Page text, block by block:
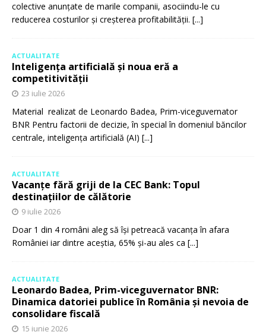
colective anunțate de marile companii, asociindu-le cu
reducerea costurilor și creșterea profitabilității. [...]
ACTUALITATE
Inteligența artificială și noua eră a
competitivității
23 iulie 2026
Material realizat de Leonardo Badea, Prim-viceguvernator
BNR Pentru factorii de decizie, în special în domeniul băncilor
centrale, inteligența artificială (AI) [...]
ACTUALITATE
Vacanțe fără griji de la CEC Bank: Topul
destinațiilor de călătorie
9 iulie 2026
Doar 1 din 4 români aleg să își petreacă vacanța în afara
României iar dintre aceștia, 65% și-au ales ca [...]
ACTUALITATE
Leonardo Badea, Prim-viceguvernator BNR:
Dinamica datoriei publice în România și nevoia de
consolidare fiscală
15 iunie 2026